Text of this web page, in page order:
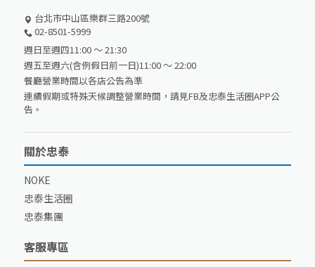
台北市中山區樂群三路200號
02-8501-5999
週日至週四11:00 ～ 21:30
週五至週六(含例假日前一日)11:00 ～ 22:00
餐廳營業時間以各店公告為準
連續假期或特殊天候調整營業時間，請見FB及忠泰生活圈APP公
告。
關於忠泰
NOKE
忠泰生活圈
忠泰集團
客服專區